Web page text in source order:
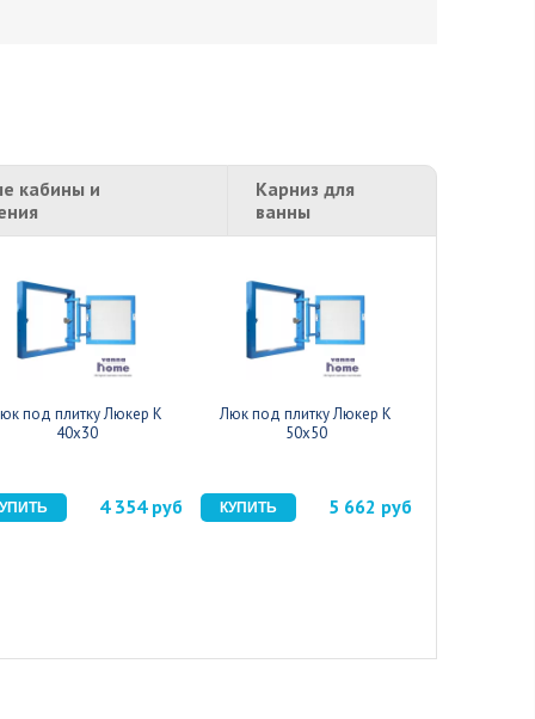
кабины и
Карниз для
ванны
под плитку Люкер К
40x30
4 354 руб
Люк под плитку Люкер К
50x50
5 662 руб